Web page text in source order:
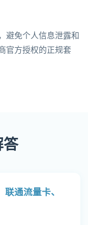
避免个人信息泄露和
官方授权的正规套
答
通流量卡、